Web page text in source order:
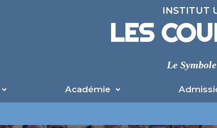
INSTITUT
LES
Le
Académie